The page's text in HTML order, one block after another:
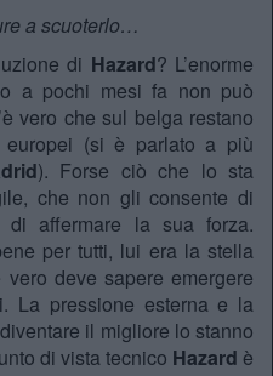
a scuoterlo…
di Hazard? L’enorme
a pochi mesi fa non può
vero che sul belga restano
(si è parlato a più
). Forse ciò che lo sta
che non gli consente di
affermare la sua forza.
per tutti, lui era la stella
deve sapere emergere
La pressione esterna e la
il migliore lo stanno
di vista tecnico Hazard è